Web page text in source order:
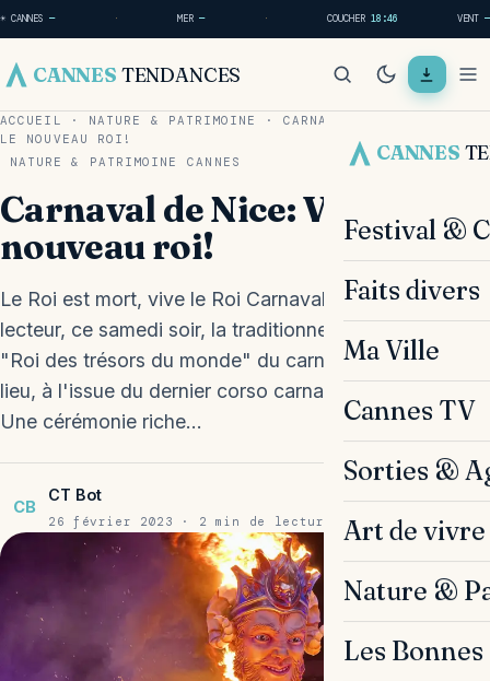
☀ CANNES — · MER— · COUCHER18:46 VENT —
CANNES TENDANCES
CANNES
Festival &
Faits divers
Ma Ville
Cannes TV
Sorties &
Art de vivre
Nature &
Les
ACCUEIL · NATURE & PATRIMOINE · CARNAVAL DE NICE: VIVE
LE NOUVEAU ROI!
NATURE & PATRIMOINE
CANNES
Carnaval de Nice: Vive le
nouveau roi!
Le Roi est mort, vive le Roi Carnaval 2024! Cher
lecteur, ce samedi soir, la traditionnelle incinération du
"Roi des trésors du monde" du carnaval de Nice a eu
lieu, à l'issue du dernier corso carnavalesque illuminé.
Une cérémonie riche…
CB
CT Bot
26 février 2023 · 2 min de lecture